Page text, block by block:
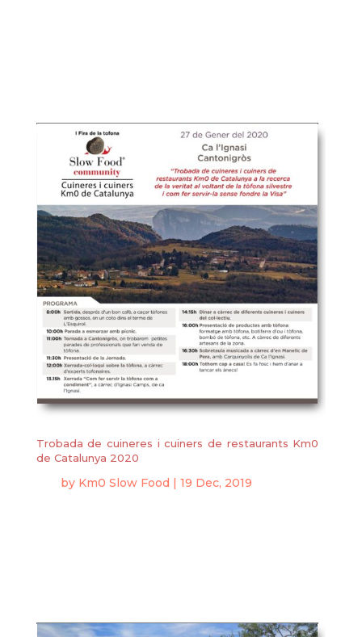
Trobada de cuineres i cuiners de restaurants Km0
de Catalunya 2020
by Km0 Slow Food | 19 Dec, 2019